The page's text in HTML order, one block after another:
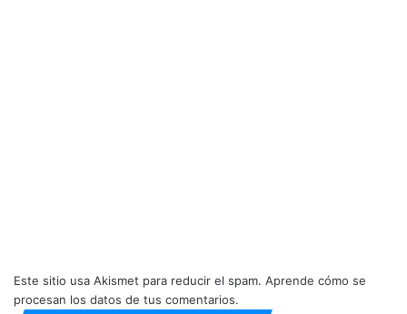
Este sitio usa Akismet para reducir el spam. Aprende cómo se
procesan los datos de tus comentarios.